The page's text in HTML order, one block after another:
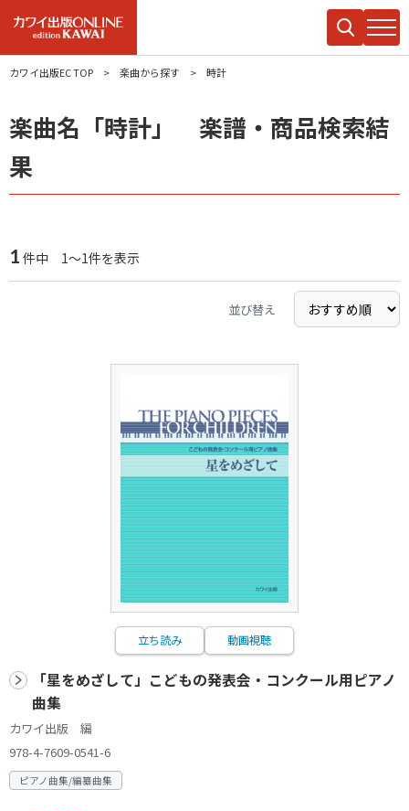
カワイ出版EC TOP 楽曲から探す 時計
楽曲名「時計」 楽譜・商品検索結
果
1 件中 1～1件を表示
並び替え
立ち読み 動画視聴
「星をめざして」こどもの発表会・コンクール用ピアノ
曲集
カワイ出版 編
978-4-7609-0541-6
ピアノ曲集/編纂曲集